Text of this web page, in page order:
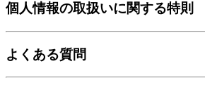
個人情報の取扱いに関する特則
よくある質問